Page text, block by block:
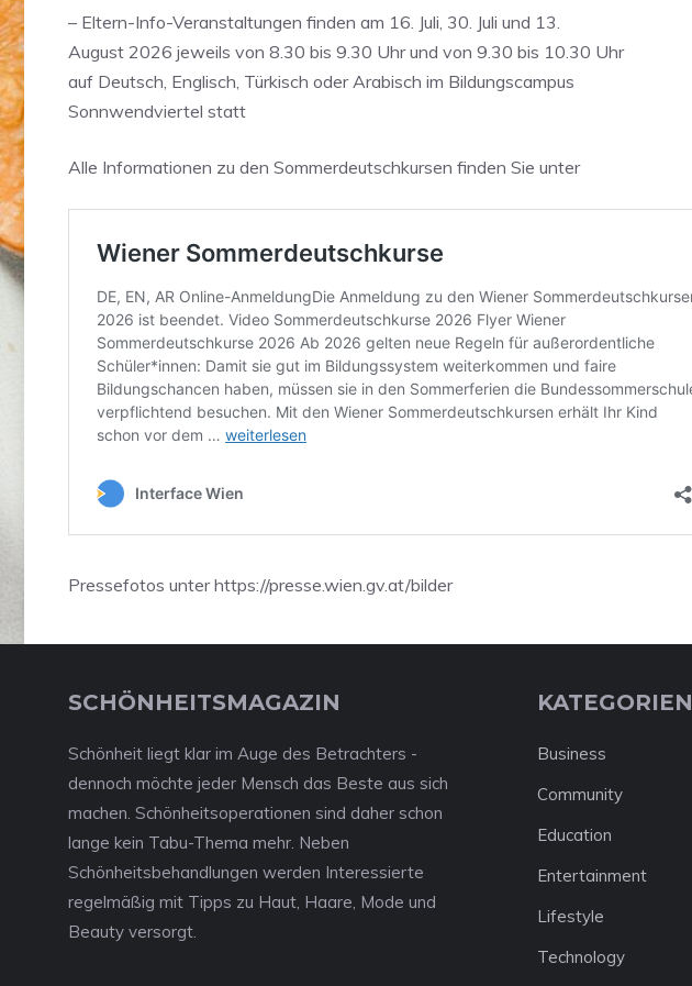
– Eltern-Info-Veranstaltungen finden am 16. Juli, 30. Juli und 13.
August 2026 jeweils von 8.30 bis 9.30 Uhr und von 9.30 bis 10.30 Uhr
auf Deutsch, Englisch, Türkisch oder Arabisch im Bildungscampus
Sonnwendviertel statt
Alle Informationen zu den Sommerdeutschkursen finden Sie unter
Pressefotos unter https://presse.wien.gv.at/bilder
SCHÖNHEITSMAGAZIN
Schönheit liegt klar im Auge des Betrachters -
dennoch möchte jeder Mensch das Beste aus sich
machen. Schönheitsoperationen sind daher schon
lange kein Tabu-Thema mehr. Neben
Schönheitsbehandlungen werden Interessierte
regelmäßig mit Tipps zu Haut, Haare, Mode und
Beauty versorgt.
KATEGORIEN
Business
Community
Education
Entertainment
Lifestyle
Technology